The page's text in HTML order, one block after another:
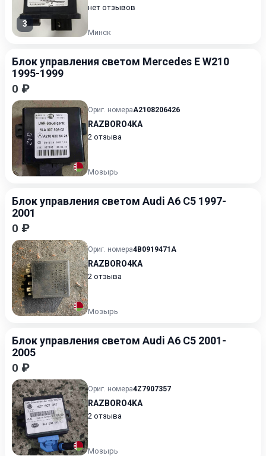
3
нет отзывов
Минск
Блок управления светом Mercedes E W210
1995-1999
0 ₽
Ориг. номераA2108206426
RAZBORO4KA
2 отзыва
Мозырь
Блок управления светом Audi A6 C5 1997-
2001
0 ₽
Ориг. номера4B0919471A
RAZBORO4KA
2 отзыва
Мозырь
Блок управления светом Audi A6 C5 2001-
2005
0 ₽
Ориг. номера4Z7907357
RAZBORO4KA
2 отзыва
Мозырь